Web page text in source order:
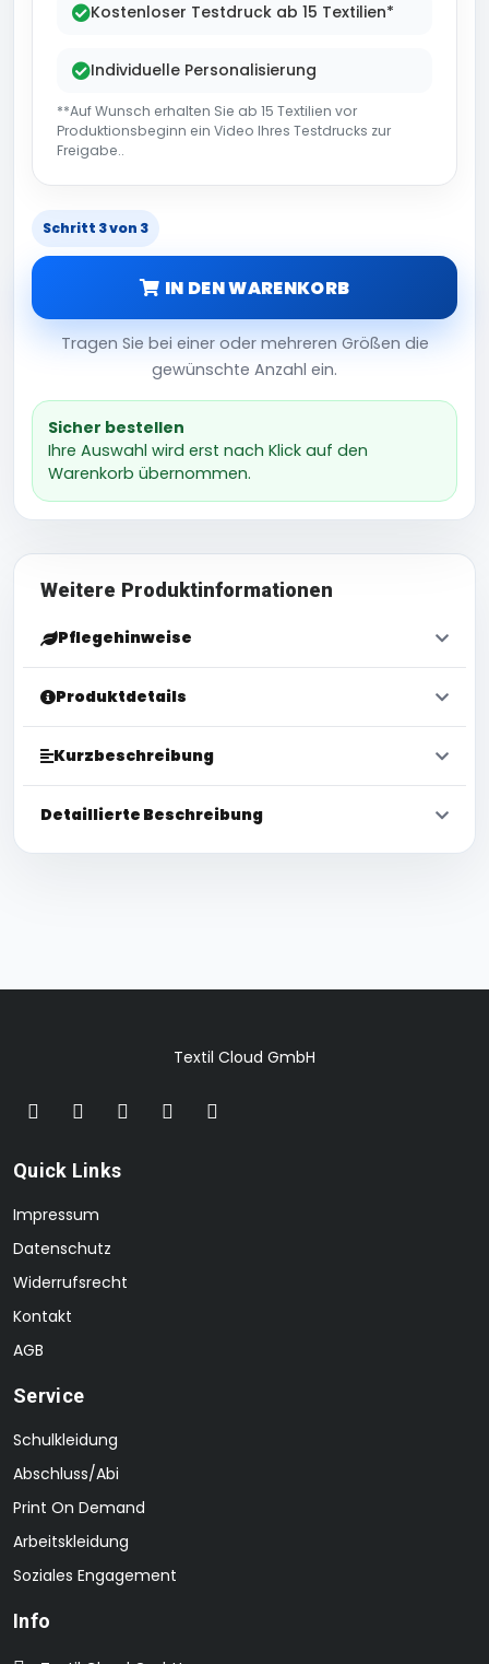
Kostenloser Testdruck ab 15 Textilien*
Individuelle Personalisierung
**Auf Wunsch erhalten Sie ab 15 Textilien vor
Produktionsbeginn ein Video Ihres Testdrucks zur
Freigabe..
Schritt 3 von 3
IN DEN WARENKORB
Tragen Sie bei einer oder mehreren Größen die
gewünschte Anzahl ein.
Sicher bestellen
Ihre Auswahl wird erst nach Klick auf den
Warenkorb übernommen.
Weitere Produktinformationen
Pflegehinweise
Produktdetails
Kurzbeschreibung
Detaillierte Beschreibung
Textil Cloud GmbH
Quick Links
Impressum
Datenschutz
Widerrufsrecht
Kontakt
AGB
Service
Schulkleidung
Abschluss/Abi
Print On Demand
Arbeitskleidung
Soziales Engagement
Info